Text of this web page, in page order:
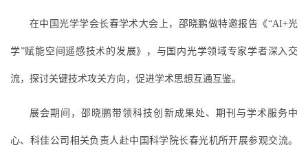
在中国光学学会长春学术大会上，邵晓鹏做特邀报告《“AI+光
学”赋能空间遥感技术的发展》，与国内光学领域专家学者深入交
流，探讨关键技术攻关方向，促进学术思想互通互鉴。
展会期间，邵晓鹏带领科技创新成果处、期刊与学术服务中
心、科佳公司相关负责人赴中国科学院长春光机所开展参观交流。